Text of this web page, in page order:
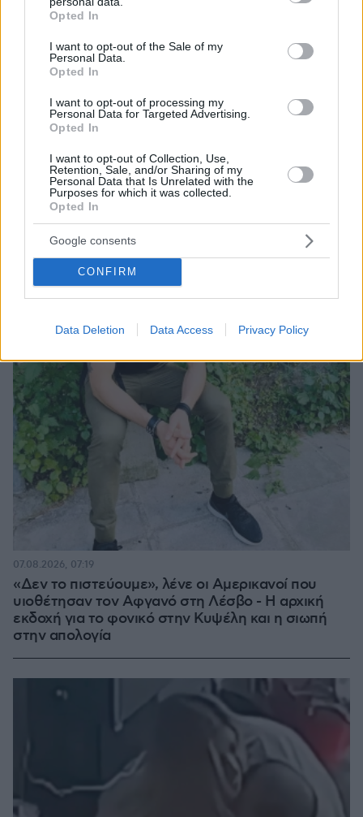
grant or deny consent to Google and its third-party tags to
use your data for below specified purposes in below Google
consent section.
Opted In
I want to opt-out of the Sale of my
Personal Data.
Opted In
I want to opt-out of processing my
Personal Data for Targeted Advertising.
Opted In
I want to opt-out of Collection, Use,
Retention, Sale, and/or Sharing of my
Personal Data that Is Unrelated with the
Purposes for which it was collected.
Opted In
Google consents
CONFIRM
Data Deletion Data Access Privacy Policy
Στηρίζουμε τις παραγωγικές δυνάμεις
Άγριος καβγάς στη Θήβα: Ρομά πήρε το αυτοκίνητο και
άρχισε να εμβολίζει το ΙΧ ενός αλλοδαπού, δείτε βίντεο
ΔΕΙΤΕ ΟΛΕΣ ΤΙΣ ΕΙΔΗΣΕΙΣ
ΤΑ ΠΙΟ ΔΗΜΟΦΙΛΗ
«Δεν το πιστεύουμε», λένε οι Αμερικανοί που
υιοθέτησαν τον Αφγανό στη Λέσβο - Η αρχική
εκδοχή για το φονικό στην Κυψέλη και η σιωπή
στην απολογία
07.08.2026, 07:19